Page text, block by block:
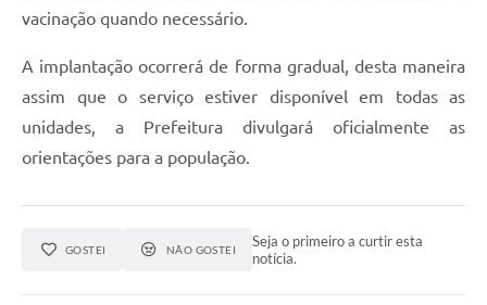
Legislação
Telefones Úteis
Transparência
vacinação quando necessário.
A implantação ocorrerá de forma gradual, desta maneira
assim que o serviço estiver disponível em todas as
unidades, a Prefeitura divulgará oficialmente as
orientações para a população.
GOSTEI NÃO GOSTEI
Seja o primeiro a curtir esta
notícia.